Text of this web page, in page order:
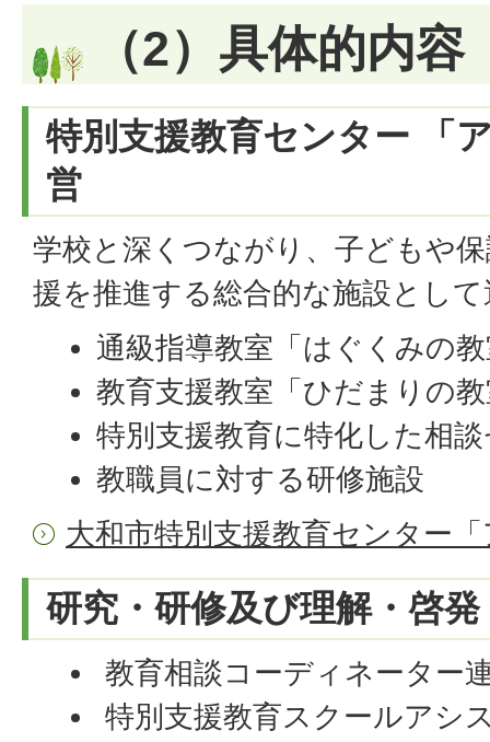
（2）具体的内容
特別支援教育センター 「
営
学校と深くつながり、子どもや
援を推進する総合的な施設とし
通級指導教室「はぐくみの
教育支援教室「ひだまりの
特別支援教育に特化した相
教職員に対する研修施設
大和市特別支援教育センター
研究・研修及び理解・啓発
教育相談コーディネーター
特別支援教育スクールアシ